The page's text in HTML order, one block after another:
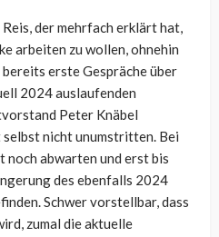
Reis, der mehrfach erklärt hat,
arbeiten zu wollen, ohnehin
erste Gespräche über
2024 auslaufenden
Peter Knäbel
nicht unumstritten. Bei
abwarten und erst bis
des ebenfalls 2024
Schwer vorstellbar, dass
zumal die aktuelle